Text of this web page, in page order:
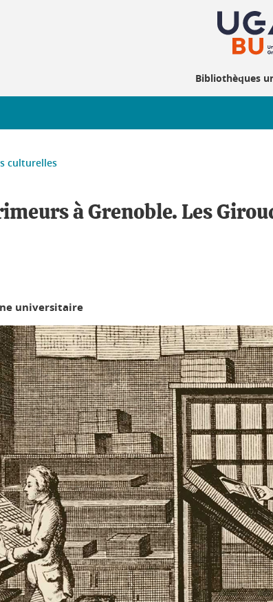
Bibliothèques
culturelles
à Grenoble. Les
universitaire